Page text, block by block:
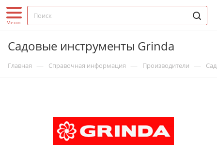
Садовые инструменты Grinda
Главная — Справочная информация — Производители —